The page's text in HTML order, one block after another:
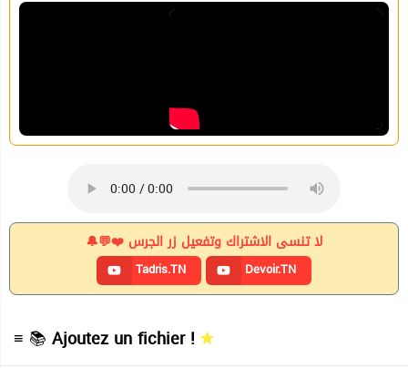
لا تنسى الاشتراك وتفعيل زر الجرس ❤️💬🔔
Tadris.TN Devoir.TN
≡ 📚 Ajoutez un fichier !